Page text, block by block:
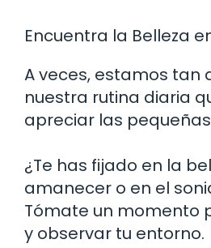
Encuentra la Belleza
A veces, estamos tan
nuestra rutina diaria
apreciar las
¿Te has fijado en la
amanecer o en el
Tómate un momento
y observar tu entorno.